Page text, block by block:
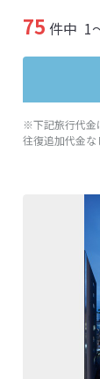
75 件中 1
※下記旅行代金
往復追加代金